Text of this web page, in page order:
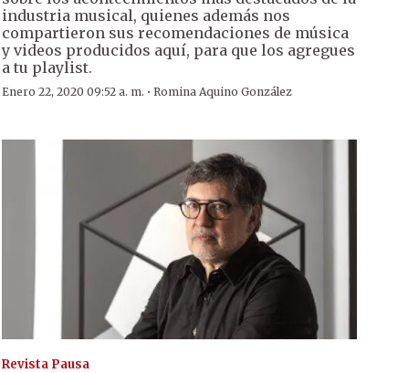
industria musical, quienes además nos
compartieron sus recomendaciones de música
y videos producidos aquí, para que los agregues
a tu playlist.
Enero 22, 2020 09:52 a. m. · Romina Aquino González
Revista Pausa